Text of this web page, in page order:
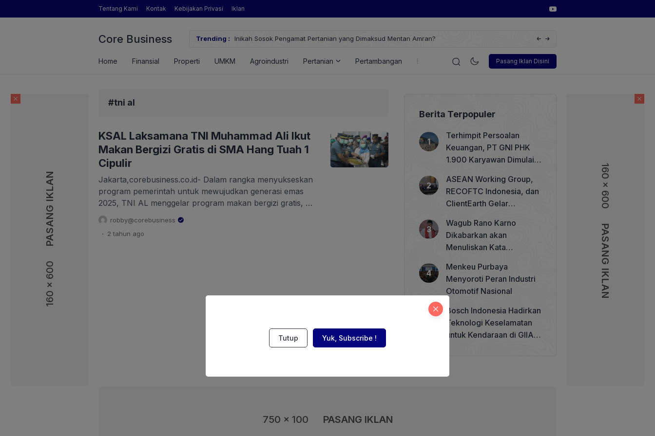
160 x 600
PASANG IKLAN 160 x 600
PASANG IKLAN
Tentang Kami Kontak Kebijakan Privasi Iklan
Core Business Trending :
Brigade Swasembada Pangan Inikah Sosok Pengamat Pertanian yang Dimaksud Mentan Amran?
Huawei Digital Power Dorong Indonesia Menuju Revolusi
Pasang Iklan Disini
Home Finansial Properti UMKM Agroindustri Pertanian Pertambangan Energi Korporasi Teknologi Otomotif
#tni al
KSAL Laksamana TNI Muhammad Ali Ikut
Makan Bergizi Gratis di SMA Hang Tuah 1
Cipulir
Jakarta,corebusiness.co.id- Dalam rangka menyukseskan
program pemerintah untuk mewujudkan generasi emas
2025, TNI AL menggelar program makan bergizi gratis, di
sekolah Staf dan komando Angkatan Laut (Seskoal)
Jakarta. TNI AL menghadirkan 3.000 siswa dari delapan
sekolah, mulai dari taman kanak-kanak hingga sekolah
robby@corebusiness
. 2 tahun ago
Berita Terpopuler
Terhimpit Persoalan
Keuangan, PT GNI PHK
1.900 Karyawan Dimulai 5
ASEAN Working Group,
RECOFTC Indonesia, dan
ClientEarth Gelar
Memperkuat Tata Kelola
Perhutanan Sosial
Wagub Rano Karno
Dikabarkan akan
Menuliskan Kata
Betawi 100 Tahun
Menkeu Purbaya
Menyoroti Peran Industri
Otomotif Nasional
Bosch Indonesia Hadirkan
Teknologi Keselamatan
untuk Kendaraan di GIIAS
750 x 100 PASANG IKLAN
Tutup Yuk, Subscribe !